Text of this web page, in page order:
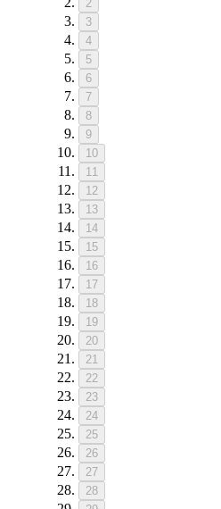
2
3
4
5
6
7
8
9
10
11
12
13
14
15
16
17
18
19
20
21
22
23
24
25
26
27
28